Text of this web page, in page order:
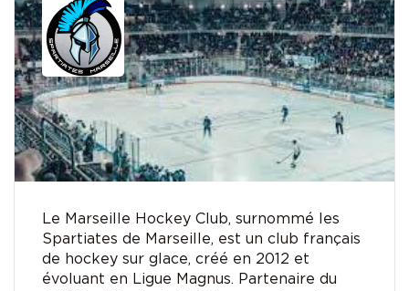
Le Marseille Hockey Club, surnommé les
Spartiates de Marseille, est un club français
de hockey sur glace, créé en 2012 et
évoluant en Ligue Magnus. Partenaire du